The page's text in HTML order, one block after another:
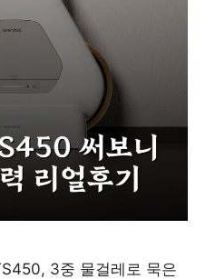
3중 물걸레로 묵은